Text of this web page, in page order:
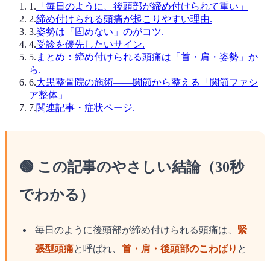
1 . 「毎日のように、後頭部が締め付けられて重い」
2.締め付けられる頭痛が起こりやすい理由.
3.姿勢は「固めない」のがコツ.
4.受診を優先したいサイン.
5. まとめ：締め付けられる頭痛は「首・肩・姿勢」か
ら.
6.大黒整骨院の施術——関節から整える「関節ファシ
ア整体」
7.関連記事・症状ページ.
🟢 この記事のやさしい結論（30秒
でわかる）
毎日のように後頭部が締め付けられる頭痛は、 緊
張型頭痛と呼ばれ、 首・肩・後頭部のこわばり と